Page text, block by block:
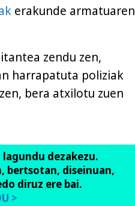
erakunde armatuaren
zendu zen,
harrapatuta poliziak
bera atxilotu zuen
dezakezu.
bertsotan, diseinuan,
diruz ere bai.
>